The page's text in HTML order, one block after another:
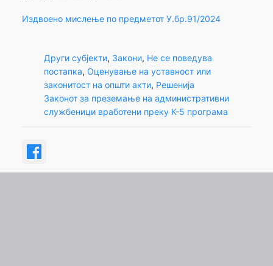
Издвоено мислење по предметот У.бр.91/2024
Други субјекти, Закони, Не се поведува
постапка, Оценување на уставност или
законитост на општи акти, Решенија
Законот за преземање на административни
службеници вработени преку К-5 програма